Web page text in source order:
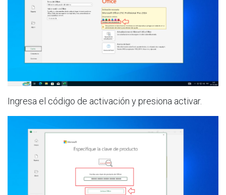
Ingresa el código de activación y presiona activar.